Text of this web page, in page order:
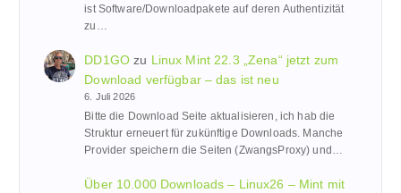
ist Software/Downloadpakete auf deren Authentizität
zu…
DD1GOzu Linux Mint 22.3 „Zena“ jetzt zum
Download verfügbar – das ist neu
6. Juli 2026
Bitte die Download Seite aktualisieren, ich hab die
Struktur erneuert für zukünftige Downloads. Manche
Provider speichern die Seiten (ZwangsProxy) und…
Über 10.000 Downloads – Linux26 – Mint mit